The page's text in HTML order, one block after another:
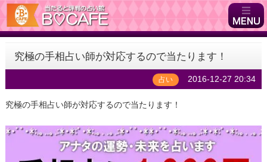
究極の手相占い師が対応するので当たります！
占い 2016-12-27 20:34
究極の手相占い師が対応するので当たります！